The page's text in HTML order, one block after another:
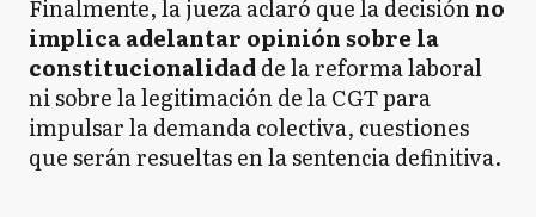
Finalmente, la jueza aclaró que la decisiónno
implica adelantar opinión sobre la
constitucionalidadde la reforma laboral
ni sobre la legitimación de la CGT para
impulsar la demanda colectiva, cuestiones
que serán resueltas en la sentencia definitiva.